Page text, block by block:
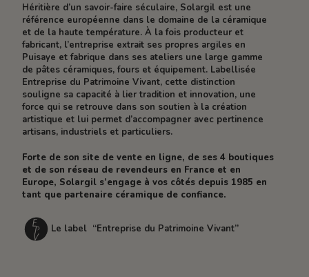
Héritière d’un savoir-faire séculaire, Solargil est une
référence européenne dans le domaine de la céramique
et de la haute température. À la fois producteur et
fabricant, l’entreprise extrait ses propres argiles en
Puisaye et fabrique dans ses ateliers une large gamme
de pâtes céramiques, fours et équipement. Labellisée
Entreprise du Patrimoine Vivant, cette distinction
souligne sa capacité à lier tradition et innovation, une
force qui se retrouve dans son soutien à la création
artistique et lui permet d’accompagner avec pertinence
artisans, industriels et particuliers.
Forte de son site de vente en ligne, de ses 4 boutiques
et de son réseau de revendeurs en France et en
Europe, Solargil s’engage à vos côtés depuis 1985 en
tant que partenaire céramique de confiance.
Le label “Entreprise du Patrimoine Vivant”